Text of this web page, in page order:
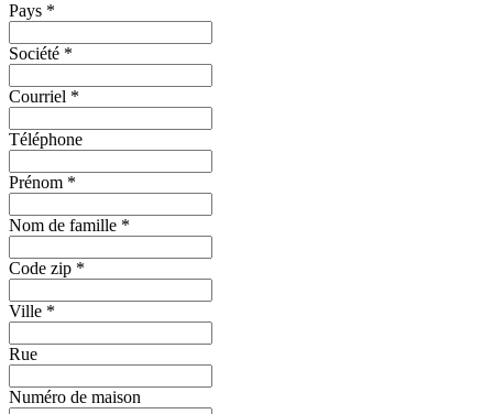
Pays *
Société *
Courriel *
Téléphone
Prénom *
Nom de famille *
Code zip *
Ville *
Rue
Numéro de maison